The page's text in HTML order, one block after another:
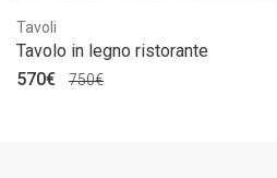
Tavoli
Tavolo in legno ristorante
570€
750€